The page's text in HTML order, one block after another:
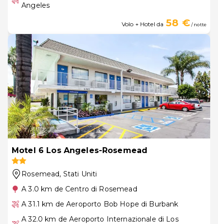
Angeles
Volo + Hotel da 58 €/ notte
Motel 6 Los Angeles-Rosemead
Rosemead, Stati Uniti
A 3.0 km de Centro di Rosemead
A 31.1 km de Aeroporto Bob Hope di Burbank
A 32.0 km de Aeroporto Internazionale di Los